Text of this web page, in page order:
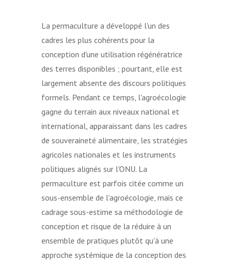
La permaculture a développé l'un des
cadres les plus cohérents pour la
conception d'une utilisation régénératrice
des terres disponibles ; pourtant, elle est
largement absente des discours politiques
formels. Pendant ce temps, l'agroécologie
gagne du terrain aux niveaux national et
international, apparaissant dans les cadres
de souveraineté alimentaire, les stratégies
agricoles nationales et les instruments
politiques alignés sur l'ONU. La
permaculture est parfois citée comme un
sous-ensemble de l'agroécologie, mais ce
cadrage sous-estime sa méthodologie de
conception et risque de la réduire à un
ensemble de pratiques plutôt qu'à une
approche systémique de la conception des